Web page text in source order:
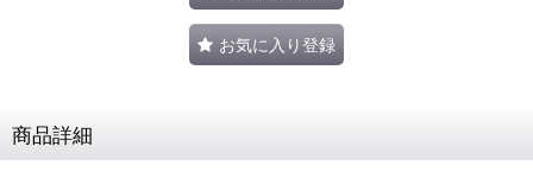
お気に入り登録
商品詳細